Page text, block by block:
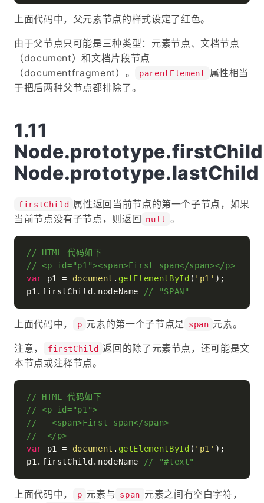
上面代码中，父元素节点的样式设定了红色。
由于父节点只可能是三种类型：元素节点、文档节点
（document）和文档片段节点
（documentfragment）。
parentElement
属性相当
于把后两种父节点都排除了。
Node.prototype.lastChild
firstChild 属性返回当前节点的第一个子节点，如果
当前节点没有子节点，则返回 null 。
// HTML 代码如下
// <p id="p1"><span>First span</span></p>
var p1 = document . getElementById ( 'p1' );
p1. firstChild . nodeName // "SPAN"
上面代码中， p 元素的第一个子节点是 span 元素。
注意， firstChild 返回的除了元素节点，还可能是文
本节点或注释节点。
// HTML 代码如下
// <p id="p1">
//   <span>First span</span>
//  </p>
var p1 = document . getElementById ( 'p1' );
p1. firstChild . nodeName // "#text"
上面代码中， p 元素与 span 元素之间有空白字符，